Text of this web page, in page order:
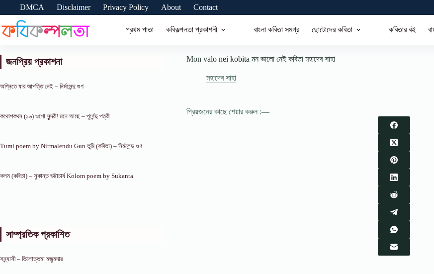
content
DMCA Disclaimer Privacy Policy About Contact
প্রথম পাতা কবিকল্পলতা প্রকাশনী বাংলা কবিতা সমগ্র ছোটোদের কবিতা কবিতার বই
Mon valo nei kobita মন ভালো নেই কবিতা মহাদেব সাহা
মহাদেব সাহা
প্রিয়জনের কাছে শেয়ার করুন :—
জনপ্রিয় প্রকাশনা
অগ্নিতে যার আপত্তি নেই – নির্মলেন্দু গুণ
কথোপকথন (১৬) ওগো সুন্দরী! মনে আছে – পূর্ণেন্দু পত্রী
Tumi poem by Nirmalendu Gun তুমি (কবিতা) – নির্মলেন্দু গুণ
কলম (কবিতা) – সুকান্ত ভট্টাচার্য Kolom poem by Sukanta
সাম্প্রতিক প্রকাশিত
সন্ন্যাসী – তিলোত্তমা মজুমদার